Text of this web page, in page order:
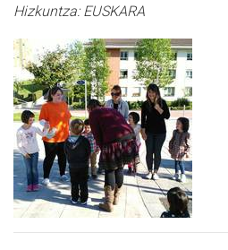
Hizkuntza:EUSKARA